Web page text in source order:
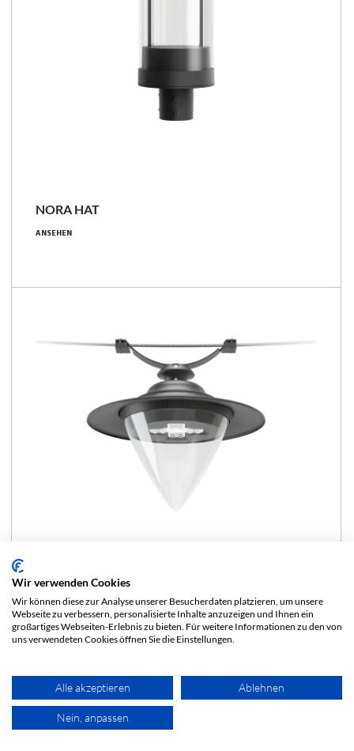
NORA HAT
ANSEHEN
Familie vergleichen
AVENIDA HERITAGE LENS LED C-VERSION
18 - 49 [W]
1950 - 7250 [lm]
Wir verwenden Cookies
Wir können diese zur Analyse unserer Besucherdaten platzieren, um unsere
Webseite zu verbessern, personalisierte Inhalte anzuzeigen und Ihnen ein
großartiges Webseiten-Erlebnis zu bieten. Für weitere Informationen zu den von
uns verwendeten Cookies öffnen Sie die Einstellungen.
Alle akzeptieren Ablehnen
Nein, anpassen